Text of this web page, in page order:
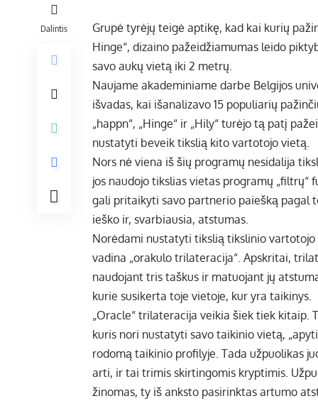
Dalintis
Grupė tyrėjų teigė aptikę, kad kai kurių
Hinge“, dizaino pažeidžiamumas leido
savo aukų vietą iki 2 metrų.
Naujame akademiniame darbe Belgijos
išvadas, kai išanalizavo 15 populiarių
„happn“, „Hinge“ ir „Hily“ turėjo tą patį
nustatyti beveik tikslią kito vartotojo vietą.
Nors nė viena iš šių programų nesidalija
jos naudojo tikslias vietas programų
gali pritaikyti savo partnerio paiešką pagal
ieško ir, svarbiausia, atstumas.
Norėdami nustatyti tikslią tikslinio
vadina „orakulo trilateracija“. Apskritai,
naudojant tris taškus ir matuojant jų
kurie susikerta toje vietoje, kur yra taikinys.
„Oracle“ trilateracija veikia šiek tiek kitaip.
kuris nori nustatyti savo taikinio vietą,
rodomą taikinio profilyje. Tada užpuolikas
arti, ir tai trimis skirtingomis kryptimis.
žinomas, ty iš anksto pasirinktas artumo